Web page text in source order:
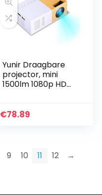
Yunir Draagbare
projector, mini
1500lm 1080p HD
videoplayer-
€78.89
9 10 11 12 →